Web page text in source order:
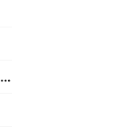
Подтверждение возраста Roblox